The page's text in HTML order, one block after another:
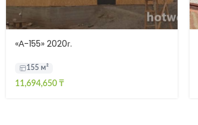
«А-155» 2020г.
155 м²
11,694,650 ₸